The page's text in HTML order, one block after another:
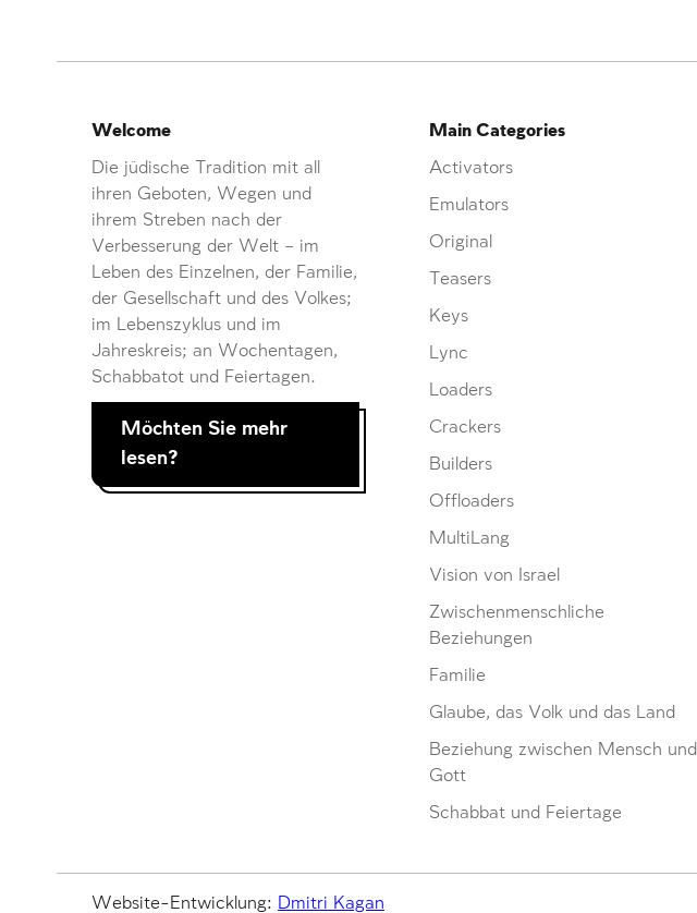
Main Categories
Activators
Emulators
Original
Teasers
Keys
Lync
Loaders
Crackers
Builders
Offloaders
MultiLang
Vision von Israel
Zwischenmenschliche
Beziehungen
Familie
Glaube, das Volk und das Land
Beziehung zwischen Mensch und
Gott
Schabbat und Feiertage
Welcome
Die jüdische Tradition mit all
ihren Geboten, Wegen und
ihrem Streben nach der
Verbesserung der Welt – im
Leben des Einzelnen, der Familie,
der Gesellschaft und des Volkes;
im Lebenszyklus und im
Jahreskreis; an Wochentagen,
Schabbatot und Feiertagen.
Möchten Sie mehr
lesen?
Website-Entwicklung: Dmitri Kagan